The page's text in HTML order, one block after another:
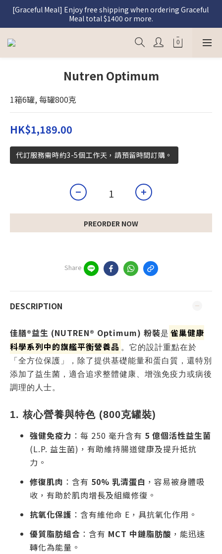
[Graceful Meal] Register as a member and enjoy a 5%
discount on Graceful Meal purchases.
[Graceful Meal] Enjoy free shipping when ordering Graceful
Meal total $1400 or more.
[Catering] NGO enjoy a 10% discount on catering services
for orders over $2000 with promo code "NGO10".
discount on Graceful Meal purchases.
Nutren Optimum
1箱6罐, 每罐800克
HK$1,189.00
代訂服務需時約3-5個工作天，請預留時間訂購。
PREORDER NOW
Share
DESCRIPTION
佳膳®益生 (NUTREN® Optimum) 粉裝是 雀巢健康
科學系列中的旗艦平衡營養品 。它的設計重點在於
「全方位保護」，除了提供基礎能量和蛋白質，還特別
添加了益生菌，適合追求整體健康、增強免疫力或病後
調理的人士。
1. 核心營養與特色 (800克罐裝)
強健免疫力 ：每 250 毫升含有 5 億個活性益生菌
(L.P. 益生菌)，有助維持腸道健康及提升抵抗
力。
修復肌肉 ：含有 50% 乳清蛋白 ，容易被身體吸
收，有助於肌肉增長及組織修復。
抗氧化保護 ：含有維他命 E，具抗氧化作用。
優質脂肪組合 ：含有 MCT 中鏈脂肪酸 ，能迅速
轉化為能量。